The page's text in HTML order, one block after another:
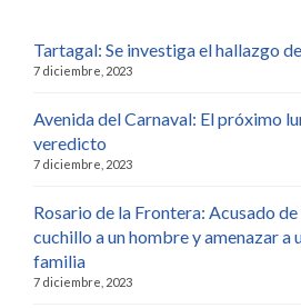
Tartagal: Se investiga el hallazgo
7 diciembre, 2023
Avenida del Carnaval: El próximo
veredicto
7 diciembre, 2023
Rosario de la Frontera: Acusado
cuchillo a un hombre y amenazar a
familia
7 diciembre, 2023